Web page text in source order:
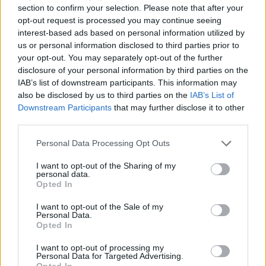
section to confirm your selection. Please note that after your
opt-out request is processed you may continue seeing
interest-based ads based on personal information utilized by
us or personal information disclosed to third parties prior to
your opt-out. You may separately opt-out of the further
disclosure of your personal information by third parties on the
IAB’s list of downstream participants. This information may
also be disclosed by us to third parties on the IAB’s List of
Downstream Participants that may further disclose it to other
Please note that this website/app uses one or more Google
not limited to your visit or usage behaviour. You may click to
grant or deny consent to Google and its third-party tags to
use your data for below specified purposes in below Google
consent section.
Personal Data Processing Opt Outs
I want to opt-out of the Sharing of my
personal data.
Opted In
I want to opt-out of the Sale of my
Personal Data.
Opted In
I want to opt-out of processing my
Personal Data for Targeted Advertising.
Estatarta de quesoes ideal para quienes buscan
una opción sencilla y deliciosa. Para prepararla,
necesitarás 200 g de galletas digestive, 100 g de
mantequilla, 400 g de queso crema, 200 g de
azúcar y 200 ml de nata para montar. Comienza
triturando las galletas y mezclándolas con la
mantequilla derretida. Presiona esta mezcla en el
fondo de un molde, creando una base firme. En un
bol aparte, bate el queso crema junto con el azúcar
esta mezcla sobre la base de galleta y deja enfriar
en la nevera durante al menos 4 horas antes de
servir. ¡Una delicia que no requiere horno!
Frutas asadas con miel y canela
Si prefieres un postre más ligero y saludable, las